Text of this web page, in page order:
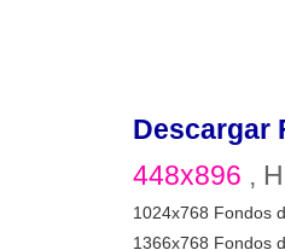
Descargar
448x896 ,
1024x768 Fondos
1366x768 Fondos